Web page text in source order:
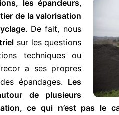
les épandeurs,
de la valorisation
. De fait, nous
sur les questions
techniques ou
a ses propres
épandages. Les
de plusieurs
ce qui n’est pas le